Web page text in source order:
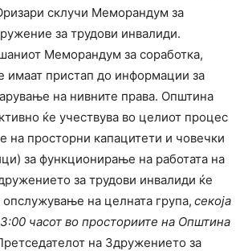
склучи Меморандум за
за трудови инвалиди.
Меморандум за соработка,
имаат пристап до информации за
на нивните права. Општина
ќе учествува во целиот процес
на просторни капацитети и човечки
за функционирање на работата на
за трудови инвалиди ќе
опслужување на целната група, секоја
часот во просториите на Општина
на Здружението за